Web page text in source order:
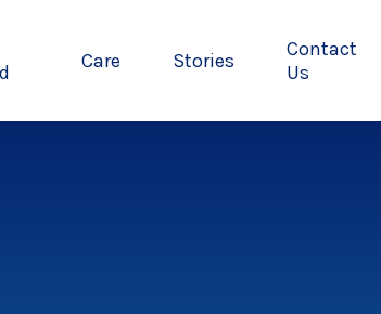
Care Stories
Contact
Us